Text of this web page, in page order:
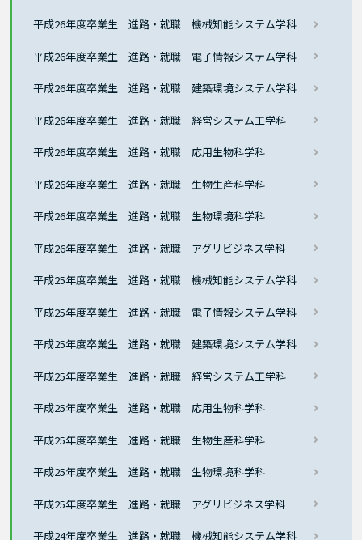
平成26年度卒業生 進路・就職 機械知能システム学科
平成26年度卒業生 進路・就職 電子情報システム学科
平成26年度卒業生 進路・就職 建築環境システム学科
平成26年度卒業生 進路・就職 経営システム工学科
平成26年度卒業生 進路・就職 応用生物科学科
平成26年度卒業生 進路・就職 生物生産科学科
平成26年度卒業生 進路・就職 生物環境科学科
平成26年度卒業生 進路・就職 アグリビジネス学科
平成25年度卒業生 進路・就職 機械知能システム学科
平成25年度卒業生 進路・就職 電子情報システム学科
平成25年度卒業生 進路・就職 建築環境システム学科
平成25年度卒業生 進路・就職 経営システム工学科
平成25年度卒業生 進路・就職 応用生物科学科
平成25年度卒業生 進路・就職 生物生産科学科
平成25年度卒業生 進路・就職 生物環境科学科
平成25年度卒業生 進路・就職 アグリビジネス学科
平成24年度卒業生 進路・就職 機械知能システム学科